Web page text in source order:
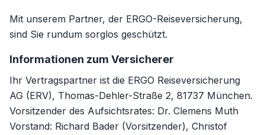
Mit unserem Partner, der ERGO-Reiseversicherung,
sind Sie rundum sorglos geschützt.
Informationen zum Versicherer
Ihr Vertragspartner ist die ERGO Reiseversicherung
AG (ERV), Thomas-Dehler-Straße 2, 81737 München.
Vorsitzender des Aufsichtsrates: Dr. Clemens Muth
Vorstand: Richard Bader (Vorsitzender), Christof